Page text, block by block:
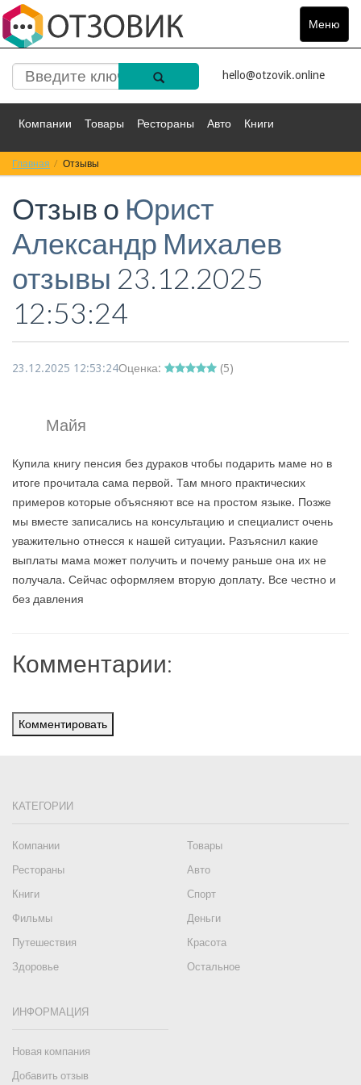
Меню
Toggle
hello@otzovik.online
Компании Товары Рестораны Авто Книги
Спорт Фильмы
Красота Здоровье Остальное
Главная Отзывы
Отзыв о Юрист
Александр Михалев
отзывы 23.12.2025
12:53:24
23.12.2025 12:53:24Оценка: (5)
Майя
Купила книгу пенсия без дураков чтобы подарить маме но в
итоге прочитала сама первой. Там много практических
примеров которые объясняют все на простом языке. Позже
мы вместе записались на консультацию и специалист очень
уважительно отнесся к нашей ситуации. Разъяснил какие
выплаты мама может получить и почему раньше она их не
получала. Сейчас оформляем вторую доплату. Все честно и
без давления
Комментарии:
Комментировать
КАТЕГОРИИ
Компании
Товары
Рестораны
Авто
Книги
Спорт
Фильмы
Деньги
Путешествия
Красота
Здоровье
Остальное
ИНФОРМАЦИЯ
Новая компания
Добавить отзыв